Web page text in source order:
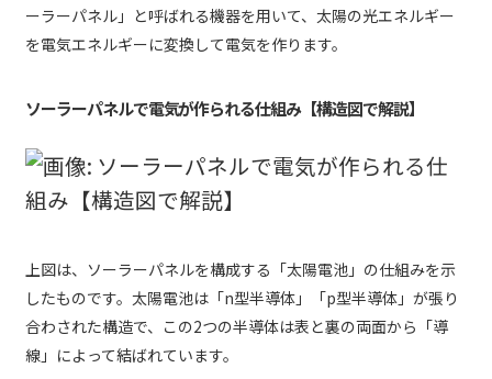
ーラーパネル」と呼ばれる機器を用いて、太陽の光エネルギー
を電気エネルギーに変換して電気を作ります。
ソーラーパネルで電気が作られる仕組み【構造図で解説】
上図は、ソーラーパネルを構成する「太陽電池」の仕組みを示
したものです。太陽電池は「n型半導体」「p型半導体」が張り
合わされた構造で、この2つの半導体は表と裏の両面から「導
線」によって結ばれています。